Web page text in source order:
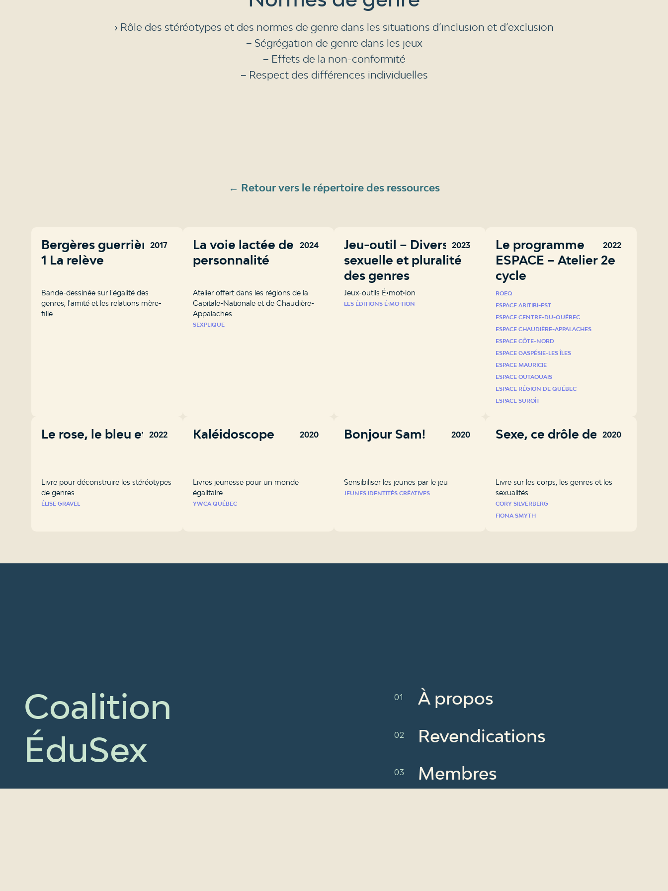
› Rôle des stéréotypes et des normes de genre dans les situations d’inclusion et d’exclusion
− Ségrégation de genre dans les jeux
− Effets de la non-conformité
− Respect des différences individuelles
← Retour vers le répertoire des ressources
2017
Bergères guerrières –
1 La relève
Bande-dessinée sur l'égalité des
genres, l'amité et les relations mère-
fille
2024
La voie lactée de ta
personnalité
Atelier offert dans les régions de la
Capitale-Nationale et de Chaudière-
Appalaches
SEXPLIQUE
2023
Jeu-outil – Diversité
sexuelle et pluralité
des genres
Jeux-outils É•mot•ion
LES ÉDITIONS É⸱MO⸱TION
2022
Le programme
ESPACE – Atelier 2e
cycle
ROEQ
ESPACE ABITIBI-EST
ESPACE CENTRE-DU-QUÉBEC
ESPACE CHAUDIÈRE-APPALACHES
ESPACE CÔTE-NORD
ESPACE GASPÉSIE-LES ÎLES
ESPACE MAURICIE
ESPACE OUTAOUAIS
ESPACE RÉGION DE QUÉBEC
ESPACE SUROÎT
2022
Le rose, le bleu et toi
Livre pour déconstruire les stéréotypes
de genres
ÉLISE GRAVEL
2020
Kaléidoscope
Livres jeunesse pour un monde
égalitaire
YWCA QUÉBEC
2020
Bonjour Sam!
Sensibiliser les jeunes par le jeu
JEUNES IDENTITÉS CRÉATIVES
2020
Sexe, ce drôle de mot
Livre sur les corps, les genres et les
sexualités
CORY SILVERBERG
FIONA SMYTH
Coalition
ÉduSex
À propos
Revendications
Membres